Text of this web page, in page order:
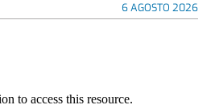
6 AGOSTO 2026